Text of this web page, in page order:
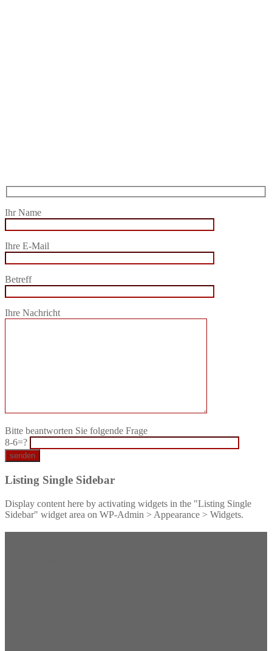
Ihr Name
Ihre E-Mail
Betreff
Ihre Nachricht
Bitte beantworten Sie folgende Frage
8-6=?
Listing Single Sidebar
Display content here by activating widgets in the "Listing Single
Sidebar" widget area on WP-Admin > Appearance > Widgets.